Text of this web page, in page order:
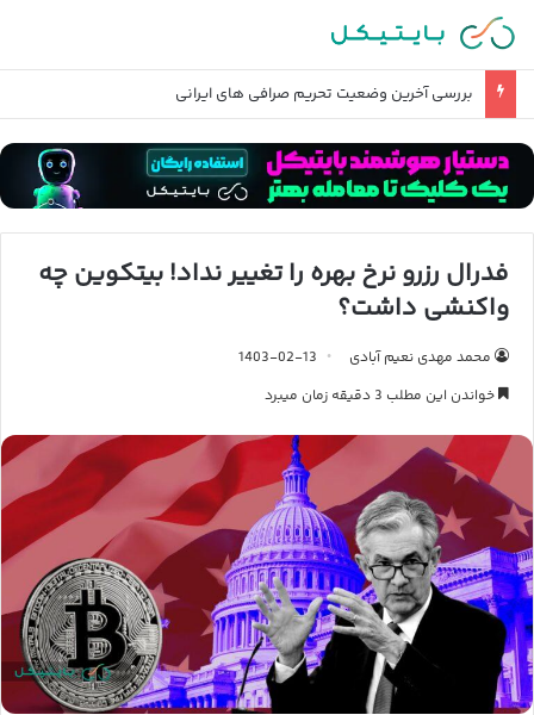
بررسی آخرین وضعیت تحریم صرافی های ایرانی
فدرال رزرو نرخ بهره را تغییر نداد! بیتکوین چه
واکنشی داشت؟
محمد مهدی نعیم آبادی
1403-02-13
خواندن این مطلب 3 دقیقه زمان میبرد